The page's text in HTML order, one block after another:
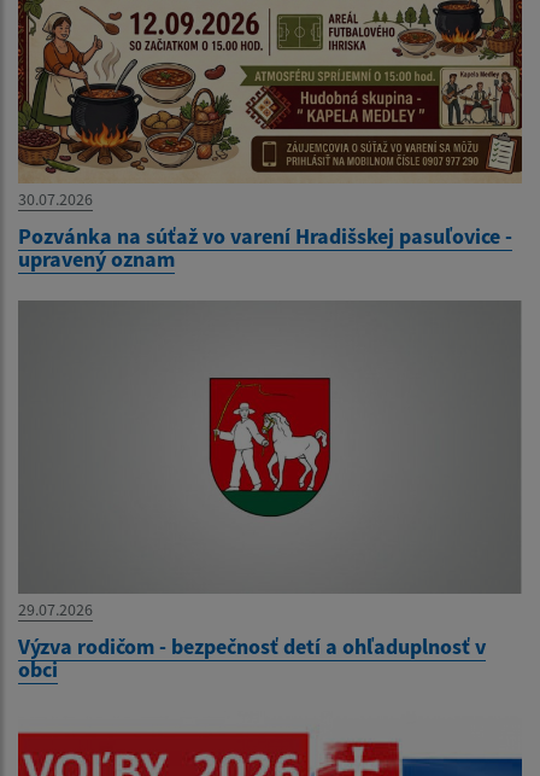
30.07.2026
Pozvánka na súťaž vo varení Hradišskej pasuľovice -
upravený oznam
29.07.2026
Výzva rodičom - bezpečnosť detí a ohľaduplnosť v
obci